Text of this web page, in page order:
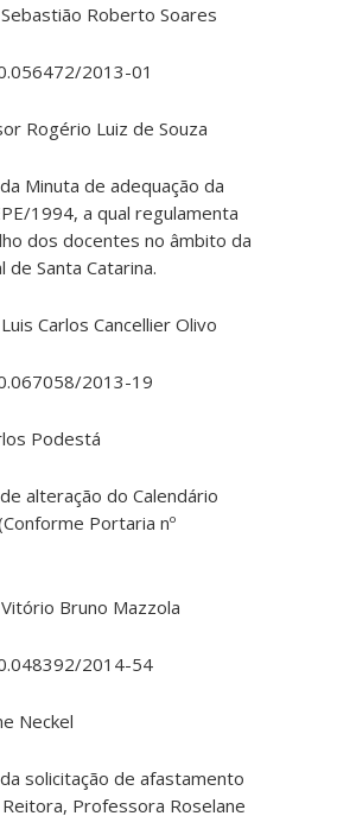
Roberto Soares
2013-01
Rogério Luiz de Souza
Minuta de adequação da
1994, a qual regulamenta
dos docentes no âmbito da
Santa Catarina.
Carlos Cancellier Olivo
2013-19
Podestá
alteração do Calendário
Portaria nº
Bruno Mazzola
2014-54
Neckel
solicitação de afastamento
Professora Roselane